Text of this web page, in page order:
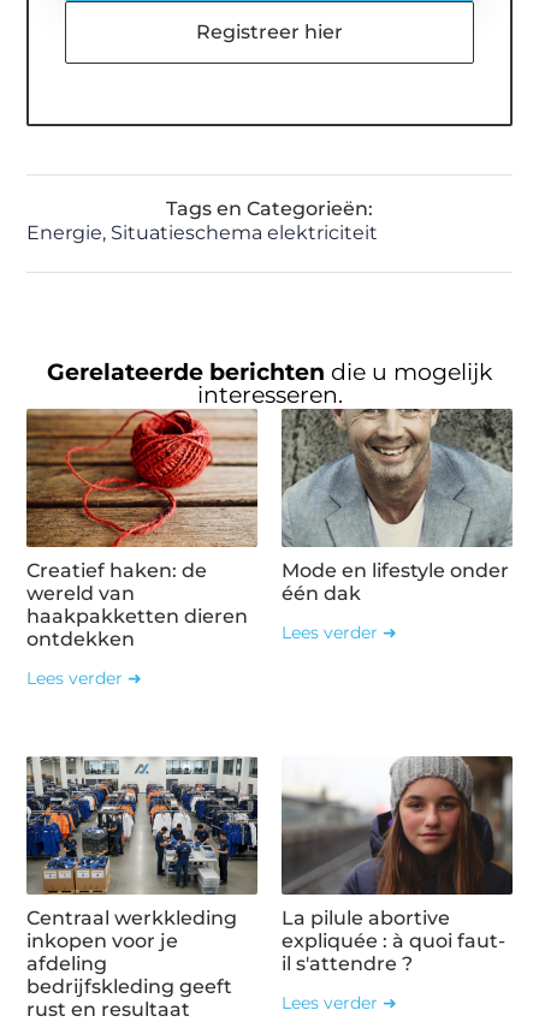
Registreer hier
Tags en Categorieën:
Energie, Situatieschema elektriciteit
Gerelateerde berichten die u mogelijk
interesseren.
Creatief haken: de
wereld van
haakpakketten dieren
ontdekken
Lees verder ➜
Mode en lifestyle onder
één dak
Lees verder ➜
Centraal werkkleding
inkopen voor je
afdeling
bedrijfskleding geeft
rust en resultaat
La pilule abortive
expliquée : à quoi faut-
il s'attendre ?
Lees verder ➜